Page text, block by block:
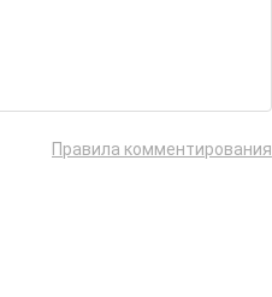
Правила комментирования